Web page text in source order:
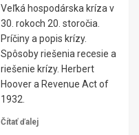
Veľká hospodárska kríza v
30. rokoch 20. storočia.
Príčiny a popis krízy.
Spôsoby riešenia recesie a
riešenie krízy. Herbert
Hoover a Revenue Act of
1932.
Čítať ďalej